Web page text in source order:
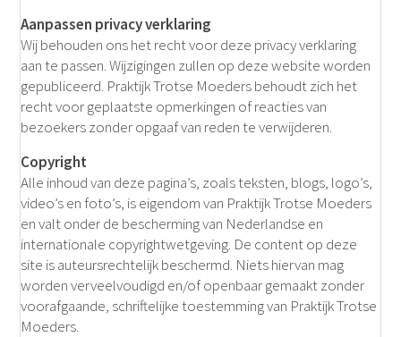
Aanpassen privacy verklaring
Wij behouden ons het recht voor deze privacy verklaring
aan te passen. Wijzigingen zullen op deze website worden
gepubliceerd. Praktijk Trotse Moeders behoudt zich het
recht voor geplaatste opmerkingen of reacties van
bezoekers zonder opgaaf van reden te verwijderen.
Copyright
Alle inhoud van deze pagina’s, zoals teksten, blogs, logo’s,
video’s en foto’s, is eigendom van Praktijk Trotse Moeders
en valt onder de bescherming van Nederlandse en
internationale copyrightwetgeving. De content op deze
site is auteursrechtelijk beschermd. Niets hiervan mag
worden verveelvoudigd en/of openbaar gemaakt zonder
voorafgaande, schriftelijke toestemming van Praktijk Trotse
Moeders.